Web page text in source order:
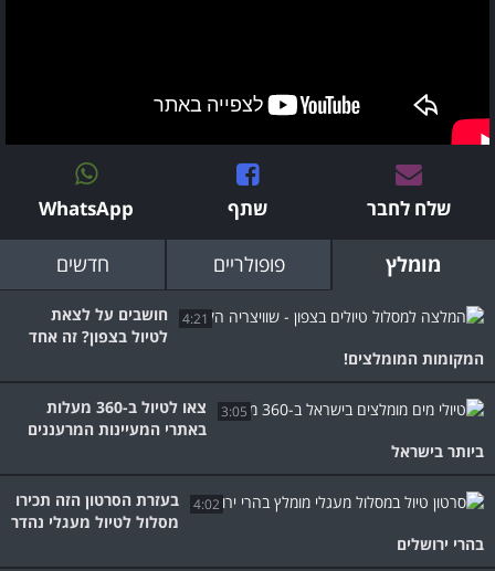
שלח לחבר שתף WhatsApp
מומלץ פופולריים חדשים
4:21
חושבים על לצאת
לטיול בצפון? זה אחד
המקומות המומלצים!
3:05
צאו לטיול ב-360 מעלות
באתרי המעיינות המרעננים
ביותר בישראל
4:02
בעזרת הסרטון הזה תכירו
מסלול לטיול מעגלי נהדר
בהרי ירושלים